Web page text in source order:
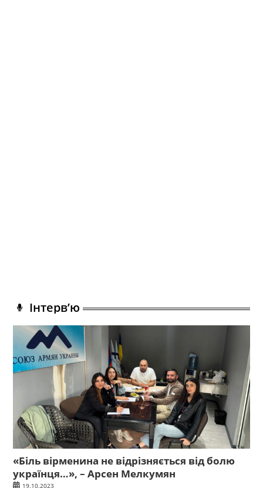
Інтерв’ю
«Біль вірменина не відрізняється від болю
українця…», – Арсен Мелкумян
19.10.2023